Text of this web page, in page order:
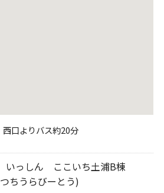
口よりバス約20分
っしん ここいち土浦B棟
ちうらびーとう)